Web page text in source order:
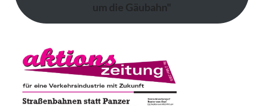
um die Gäubahn"